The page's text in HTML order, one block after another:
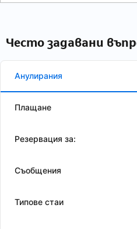
Често задавани
Анулирания
Плащане
Резервация за:
Съобщения
Типове стаи